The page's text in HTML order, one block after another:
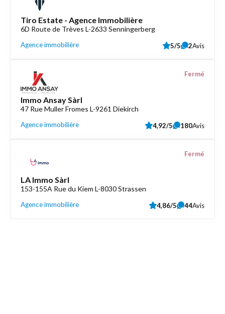
Tiro Estate - Agence Immobilière
6D Route de Trèves L-2633 Senningerberg
Agence immobilière 5/5 2Avis
Immo Ansay Sàrl
47 Rue Muller Fromes L-9261 Diekirch
Agence immobilière
Fermé
4,92/5 180Avis
LA Immo Sàrl
153-155A Rue du Kiem L-8030 Strassen
Agence immobilière
Fermé
4,86/5 44Avis